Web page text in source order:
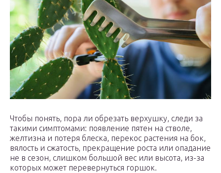
Чтобы понять, пора ли обрезать верхушку, следи за
такими симптомами: появление пятен на стволе,
желтизна и потеря блеска, перекос растения на бок,
вялость и сжатость, прекращение роста или опадание
не в сезон, слишком большой вес или высота, из-за
которых может перевернуться горшок.